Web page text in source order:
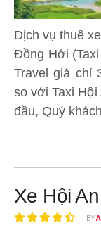
Dịch vụ thuê
Đồng Hới
Travel giá chỉ
so với Taxi
đầu, Quý
Xe Hội
BY